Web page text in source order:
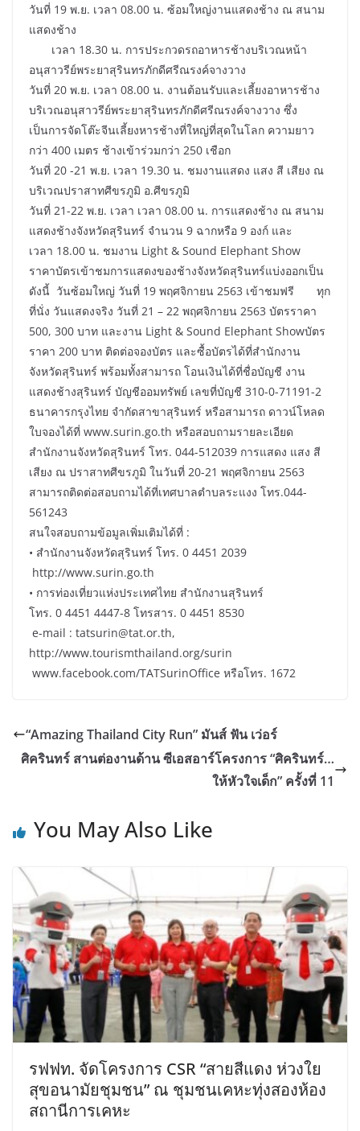
วันที่ 19 พ.ย. เวลา 08.00 น. ซ้อมใหญ่งานแสดงช้าง ณ สนาม
แสดงช้าง
เวลา 18.30 น. การประกวดรถอาหารช้างบริเวณหน้า
อนุสาวรีย์พระยาสุรินทรภักดีศรีณรงค์จางวาง
วันที่ 20 พ.ย. เวลา 08.00 น. งานต้อนรับและเลี้ยงอาหารช้าง
บริเวณอนุสาวรีย์พระยาสุรินทรภักดีศรีณรงค์จางวาง ซึ่ง
เป็นการจัดโต๊ะจีนเลี้ยงหารช้างที่ใหญ่ที่สุดในโลก ความยาว
กว่า 400 เมตร ช้างเข้าร่วมกว่า 250 เชือก
วันที่ 20 -21 พ.ย. เวลา 19.30 น. ชมงานแสดง แสง สี เสียง ณ
บริเวณปราสาทศีขรภูมิ อ.ศีขรภูมิ
วันที่ 21-22 พ.ย. เวลา เวลา 08.00 น. การแสดงช้าง ณ สนาม
แสดงช้างจังหวัดสุรินทร์ จำนวน 9 ฉากหรือ 9 องก์ และ
เวลา 18.00 น. ชมงาน Light & Sound Elephant Show
ราคาบัตรเข้าชมการแสดงของช้างจังหวัดสุรินทร์แบ่งออกเป็น
ดังนี้ วันซ้อมใหญ่ วันที่ 19 พฤศจิกายน 2563 เข้าชมฟรี ทุก
ที่นั่ง วันแสดงจริง วันที่ 21 – 22 พฤศจิกายน 2563 บัตรราคา
500, 300 บาท และงาน Light & Sound Elephant Showบัตร
ราคา 200 บาท ติดต่อจองบัตร และซื้อบัตรได้ที่สำนักงาน
จังหวัดสุรินทร์ พร้อมทั้งสามารถ โอนเงินได้ที่ชื่อบัญชี งาน
แสดงช้างสุรินทร์ บัญชีออมทรัพย์ เลขที่บัญชี 310-0-71191-2
ธนาคารกรุงไทย จำกัดสาขาสุรินทร์ หรือสามารถ ดาวน์โหลด
ใบจองได้ที่ www.surin.go.th หรือสอบถามรายละเอียด
สำนักงานจังหวัดสุรินทร์ โทร. 044-512039 การแสดง แสง สี
เสียง ณ ปราสาทศีขรภูมิ ในวันที่ 20-21 พฤศจิกายน 2563
สามารถติดต่อสอบถามได้ที่เทศบาลตำบลระแงง โทร.044-
561243
สนใจสอบถามข้อมูลเพิ่มเติมได้ที่ :
• สำนักงานจังหวัดสุรินทร์ โทร. 0 4451 2039
http://www.surin.go.th
• การท่องเที่ยวแห่งประเทศไทย สำนักงานสุรินทร์
โทร. 0 4451 4447-8 โทรสาร. 0 4451 8530
e-mail : tatsurin@tat.or.th,
http://www.tourismthailand.org/surin
www.facebook.com/TATSurinOffice หรือโทร. 1672
“Amazing Thailand City Run” มันส์ ฟัน เว่อร์
ศิครินทร์ สานต่องานด้าน ซีเอสอาร์โครงการ “ศิครินทร์…
ให้หัวใจเด็ก” ครั้งที่ 11
You May Also Like
รฟฟท. จัดโครงการ CSR “สายสีแดง ห่วงใย
สุขอนามัยชุมชน” ณ ชุมชนเคหะทุ่งสองห้อง
สถานีการเคหะ